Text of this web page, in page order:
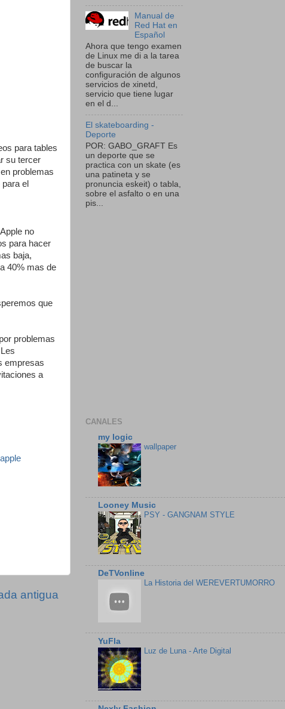
para tables
su tercer
problemas
el
no
para hacer
baja,
40% mas de
que
problemas
empresas
a
antigua
Manual de
Red Hat en
Español
Ahora que tengo examen
de Linux me di a la tarea
de buscar la
configuración de algunos
servicios de xinetd,
servicio que tiene lugar
en el d...
El skateboarding -
Deporte
POR: GABO_GRAFT Es
un deporte que se
practica con un skate (es
una patineta y se
pronuncia eskeit) o tabla,
sobre el asfalto o en una
pis...
CANALES
my logic
wallpaper
Looney Music
PSY - GANGNAM STYLE
DeTVonline
La Historia del WEREVERTUMORRO
YuFla
Luz de Luna - Arte Digital